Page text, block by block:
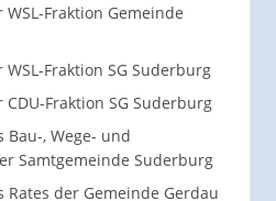
Fraktion Gemeinde
Fraktion SG Suderburg
Fraktion SG Suderburg
Bau-, Wege- und
Samtgemeinde Suderburg
Rates der Gemeinde Gerdau